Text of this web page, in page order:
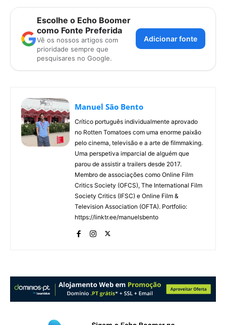
Escolhe o Echo Boomer
como Fonte Preferida
Vê os nossos artigos com
prioridade sempre que
pesquisares no Google.
Adicionar fonte
Manuel São Bento
Crítico português individualmente aprovado
no Rotten Tomatoes com uma enorme paixão
pelo cinema, televisão e a arte de filmmaking.
Uma perspetiva imparcial de alguém que
parou de assistir a trailers desde 2017.
Membro de associações como Online Film
Critics Society (OFCS), The International Film
Society Critics (IFSC) e Online Film &
Television Association (OFTA). Portfolio:
https://linktr.ee/manuelsbento